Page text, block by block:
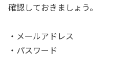
確認しておきましょう。
・メールアドレス
・パスワード